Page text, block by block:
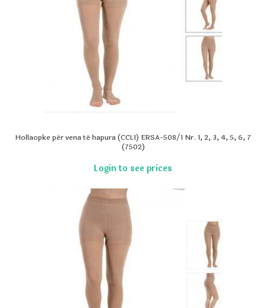
Hollaopke për vena të hapura (CCL1) ERSA-508/1 Nr. 1, 2, 3, 4, 5, 6, 7
(7502)